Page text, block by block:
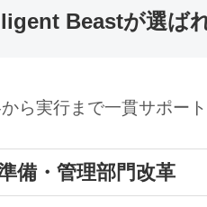
Beastが選ば
ら実行まで一貫サポート
備・管理部門改革